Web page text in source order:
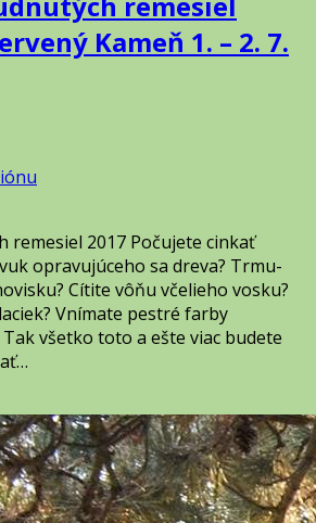
Kameň 1. – 2. 7.
remesiel 2017 Počujete cinkať
opravujúceho sa dreva? Trmu-
Cítite vôňu včelieho vosku?
Vnímate pestré farby
všetko toto a ešte viac budete